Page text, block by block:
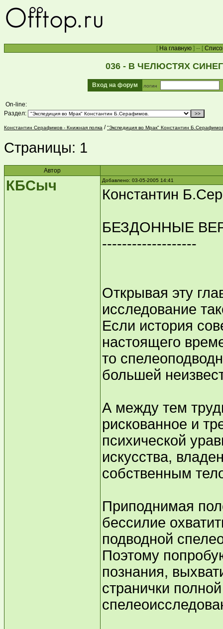
[ На главную] -- [
036 - В ЧЕЛЮСТЯХ
Вход на форум логин
On-line:
Раздел:
Константин Серафимов - Книжная полка /"Экспедиция во Мрак" Константин
Страницы: 1
Автор
КБСыч Добавлено: 03-05-2005 14:41
Константин
БЕЗДОННЫЕ
-------------------
Открывая эту
исследование
Если история
настоящего
то
большей
А между тем
рискованное и
психической
искусства,
собственным
Приподнимая
бессилие
подводной
Поэтому
познания,
странички